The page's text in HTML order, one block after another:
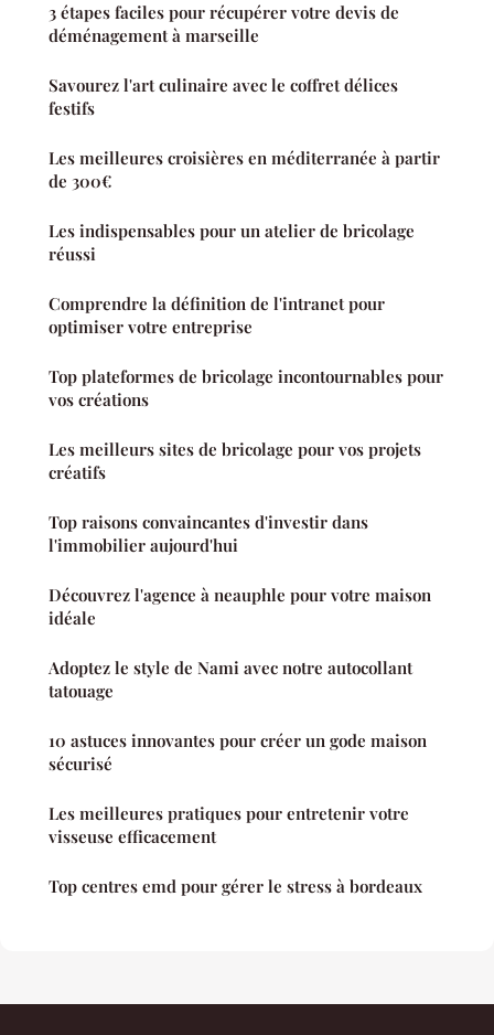
3 étapes faciles pour récupérer votre devis de
déménagement à marseille
Savourez l'art culinaire avec le coffret délices
festifs
Les meilleures croisières en méditerranée à partir
de 300€
Les indispensables pour un atelier de bricolage
réussi
Comprendre la définition de l'intranet pour
optimiser votre entreprise
Top plateformes de bricolage incontournables pour
vos créations
Les meilleurs sites de bricolage pour vos projets
créatifs
Top raisons convaincantes d'investir dans
l'immobilier aujourd'hui
Découvrez l'agence à neauphle pour votre maison
idéale
Adoptez le style de Nami avec notre autocollant
tatouage
10 astuces innovantes pour créer un gode maison
sécurisé
Les meilleures pratiques pour entretenir votre
visseuse efficacement
Top centres emd pour gérer le stress à bordeaux